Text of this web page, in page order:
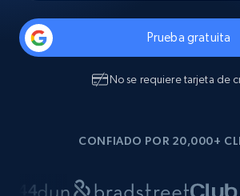
Prueba gratuita
No se requiere tarjeta de
CONFIADO POR 20,000+